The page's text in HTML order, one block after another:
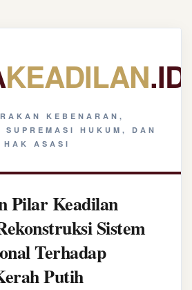
KEADILAN.ID
KEBENARAN,
SUPREMASI HUKUM, DAN
HAK ASASI
Pilar Keadilan
Sistem
Terhadap
Putih